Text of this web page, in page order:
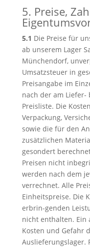
5. Preise,
5.1 Die Preise für
ab unserem Lager
Münchendorf,
Umsatzsteuer in
Preisangabe im
nach der am Liefer-
Preisliste. Die
Verpackung,
sowie die für den
zusätzlichen
gesondert
Preisen nicht
werden nach dem
verrechnet. Alle
Einheitspreise. Die
erbrin-genden
nicht enthalten. Ein
Kosten und Gefahr
Auslieferungslager.